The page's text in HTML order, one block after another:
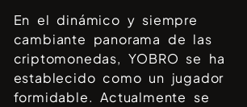
En el dinámico y siempre
cambiante panorama de las
criptomonedas, YOBRO se ha
establecido como un jugador
formidable. Actualmente se